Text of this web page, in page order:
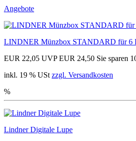
Angebote
LINDNER Münzbox STANDARD für 6
EUR 22,05 UVP EUR 24,50 Sie sparen
inkl. 19 % USt zzgl. Versandkosten
%
Lindner Digitale Lupe